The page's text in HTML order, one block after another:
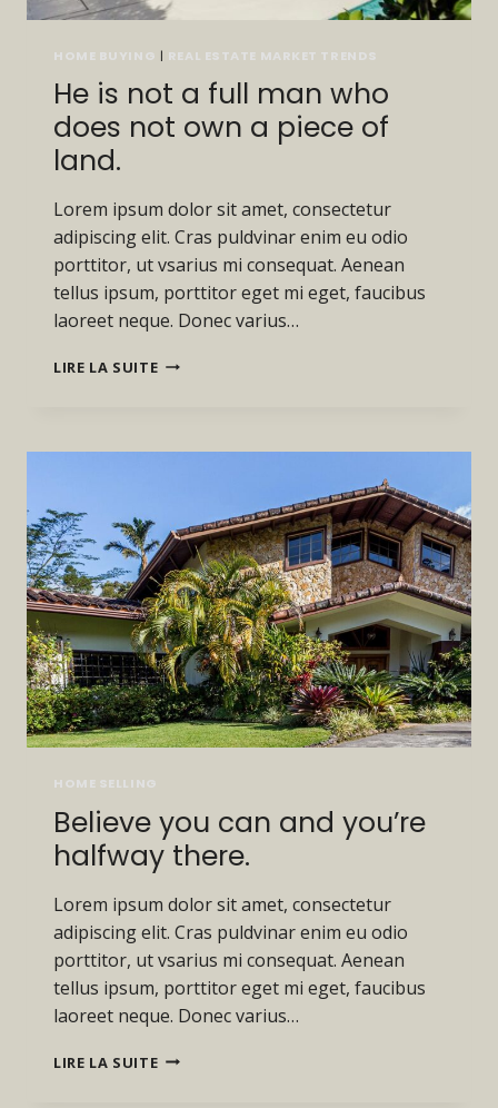
HOME BUYING | REAL ESTATE MARKET TRENDS
He is not a full man who
does not own a piece of
land.
Lorem ipsum dolor sit amet, consectetur
adipiscing elit. Cras puldvinar enim eu odio
porttitor, ut vsarius mi consequat. Aenean
tellus ipsum, porttitor eget mi eget, faucibus
laoreet neque. Donec varius…
LIRE LA SUITEHE
FULL
NOT
OWN
A
PIECE
OF
LAND.
HOME SELLING
Believe you can and you’re
halfway there.
Lorem ipsum dolor sit amet, consectetur
adipiscing elit. Cras puldvinar enim eu odio
porttitor, ut vsarius mi consequat. Aenean
tellus ipsum, porttitor eget mi eget, faucibus
laoreet neque. Donec varius…
LIRE LA SUITEBELIEVE